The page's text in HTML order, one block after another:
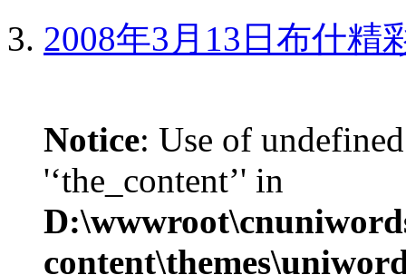
2008年3月13日布什精
Notice: Use of
'‘the_content’' in